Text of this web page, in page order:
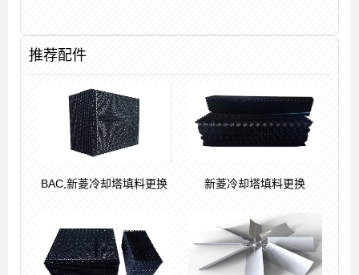
推荐配件
BAC,新菱冷却塔填料更换 新菱冷却塔填料更换